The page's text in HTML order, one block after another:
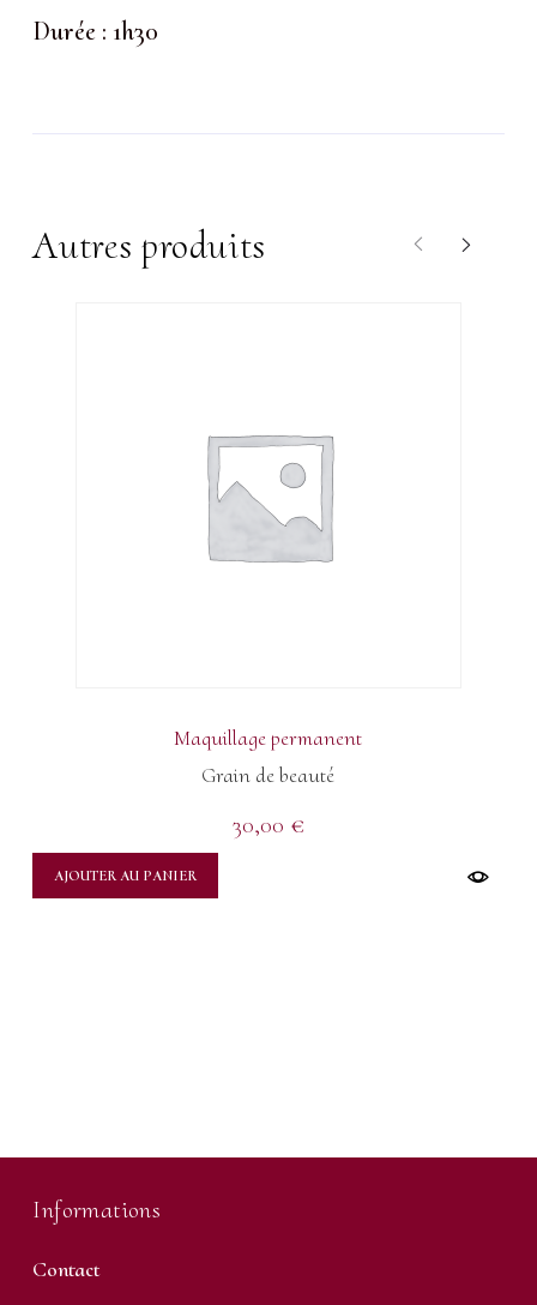
Durée : 1h30
Autres produits
Maquillage permanent
Grain de beauté
30,00 €
AJOUTER AU PANIER
Informations
Contact